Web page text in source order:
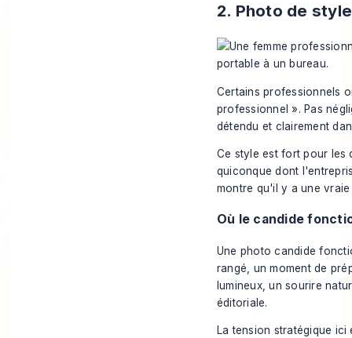
2. Photo de
Certains professionnels
professionnel ». Pas
détendu et clairement
Ce style est fort pour les
quiconque dont
montre qu'il y a une
Où le candide
Une photo candide
rangé, un moment de
lumineux, un sourire
éditoriale.
La tension stratégique